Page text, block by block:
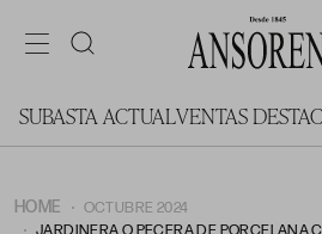
SUBASTA ACTUALVENTAS
HOME
OCTUBRE 2024